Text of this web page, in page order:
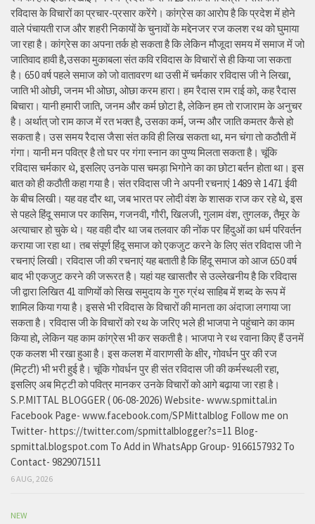
रविदास के विचारों का प्रचार-प्रसार करेंगे। कांग्रेस का आरोप है कि प्रदेश में होने
वाले पंचायती राज और शहरी निकायों के चुनावों के मद्देनजर रज कलश रथ को घुमाया
जा रहा है। कांग्रेस का अपना तर्क हो सकता है कि लेकिन मौजूदा समय में समाज में जो
जातिवाद हावी है,उसका मुकाबला संत कवि रविदास के विचारों से ही किया जा सकता
है। 650 वर्ष पहले समाज को जो वातावरण था उसी में चर्मकार रविदास जी ने लिखा,
जाति भी ओछी, जनम भी ओछा, ओछा करम हारा। हम रैदास राम राई को, कह रैदास
बिचारा। यानी हमारी जाति, जनम और कर्म छोटा है, लेकिन हम तो राजाराम के अनुचर
है। अर्थात् जो राम काज में रत भक्त है, उसका कर्म, जन्म और जाति कमतर कैसे हो
सकता है। उस समय रैदास जैसा संत कवि ही लिख सकता था, मन चंगा तो कठौती में
गंगा। यानी मन पवित्र है तो घर पर गंगा स्नान का पुण्य मिलता सकता है। चूंकि
रविदास चर्मकार थे, इसलिए उनके पास चमड़ा भिगोने का का छोटा बर्तन होता था। इस
बात को ही कठौती कहा गया है। संत रविदास जी ने अपनी रचनाएं 1489 से 1471 ईवी
के बीच लिखी। यह वह दौर था, जब भारत पर लोदी वंश के शासक राज कर रहे थे, इस
से पहले हिंदू समाज पर कासिम, गजनवी, गौरी, खिलजी, गुलाम वंश, तुगलक, तैमूर के
अत्याचार हो चुके थे। यह वही दौर था जब तलवार की नोंक पर हिंदुओं का धर्म परिवर्तन
कराया जा रहा था। तब संपूर्ण हिंदू समाज को एकजुट करने के लिए संत रविदास जी ने
रचनाएं लिखी। रविदास जी की रचनाएं यह बताती है कि हिंदू समाज को आज 650 वर्ष
बाद भी एकजुट करने की जरूरत है। यहां यह खासतौर से उल्लेखनीय है कि रविदास
जी द्वारा लिखित 41 वाणियोंं को सिख समुदाय के गुरु ग्रंथ साहिब में शब्द के रूप में
शामिल किया गया है। इससे भी रविदास के विचारों की मानता का अंदाजा लगाया जा
सकता है। रविदास जी के विचारों को रथ के जरिए भले ही भाजपा ने पहुंचाने का काम
किया हो, लेकिन यह काम कांग्रेस भी कर सकती है। भाजपा ने रथ रवाना किए हैं उनमें
एक कलश भी रखा हुआ है। इस कलश में वाराणसी के क्षीर, गोवर्धन पुर की रज
(मिट्टी) भी भरी हुई है। चूंकि गोवर्धन पुर ही संत रविदास जी की कर्मस्थली रहा,
इसलिए अब मिट्टी को पवित्र मानकर उनके विचारों को आगे बढ़ाया जा रहा है।
S.P.MITTAL BLOGGER ( 06-08-2026) Website- www.spmittal.in
Facebook Page- www.facebook.com/SPMittalblog Follow me on
Twitter- https://twitter.com/spmittalblogger?s=11 Blog-
spmittal.blogspot.com To Add in WhatsApp Group- 9166157932 To
Contact- 9829071511
6 AUG, 2026
NEW